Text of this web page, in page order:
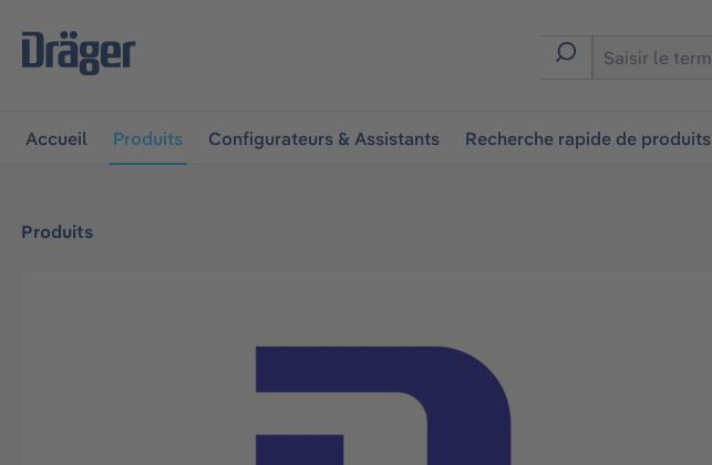
à la navigation principale
Accueil Produits Configurateurs & Assistants Recherche rapide de produits
Produits